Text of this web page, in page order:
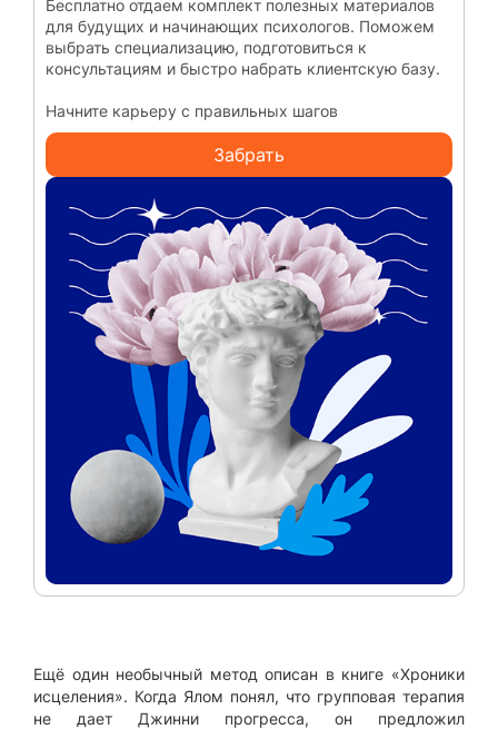
Бесплатно отдаем комплект полезных материалов
для будущих и начинающих психологов. Поможем
выбрать специализацию, подготовиться к
консультациям и быстро набрать клиентскую базу.
Начните карьеру с правильных шагов
Забрать
Ещё один необычный метод описан в книге «Хроники
исцеления». Когда Ялом понял, что групповая терапия
не дает Джинни прогресса, он предложил